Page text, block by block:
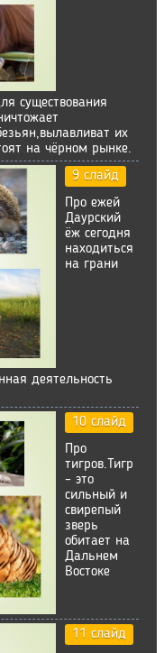
существования
их
на чёрном рынке.
9 слайд
Про ежей
Даурский
ёж сегодня
находиться
на грани
деятельность
10 слайд
Про
тигров.Тигр
– это
сильный и
свирепый
зверь
обитает на
Дальнем
Востоке
11 слайд